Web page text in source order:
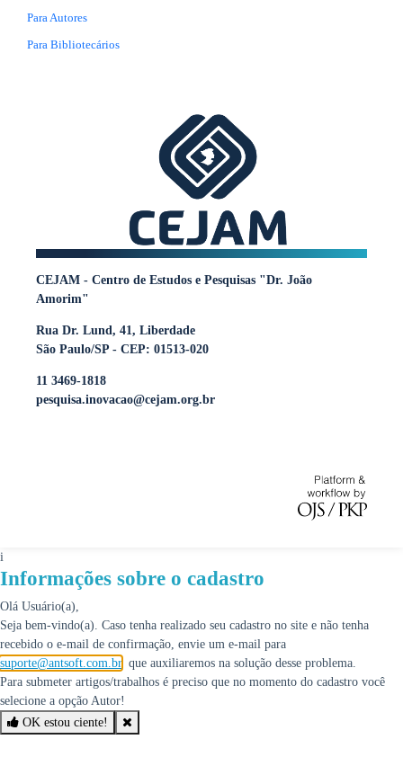
Para Autores
Para Bibliotecários
CEJAM - Centro de Estudos e Pesquisas "Dr. João
Amorim"
Rua Dr. Lund, 41, Liberdade
São Paulo/SP - CEP: 01513-020
11 3469-1818
pesquisa.inovacao@cejam.org.br
i
Informações sobre o cadastro
Olá Usuário(a),
Seja bem-vindo(a). Caso tenha realizado seu cadastro no site e não tenha
recebido o e-mail de confirmação, envie um e-mail para
suporte@antsoft.com.br , que auxiliaremos na solução desse problema.
Para submeter artigos/trabalhos é preciso que no momento do cadastro você
selecione a opção Autor!
OK estou ciente!